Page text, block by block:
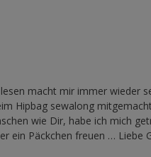
macht mir immer wieder
Hipbag sewalong
wie Dir, habe ich mich
ein Päckchen freuen … Liebe